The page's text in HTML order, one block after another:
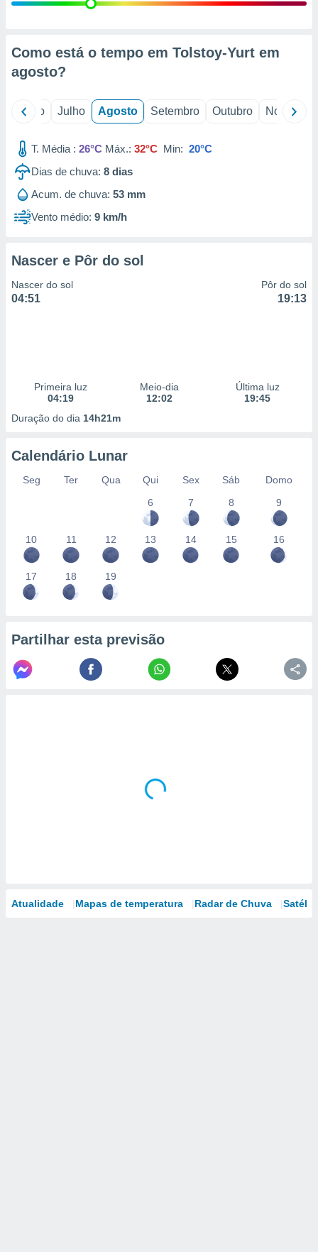
estudos
1199
Como está o tempo em Tolstoy-Yurt em
agosto?
Junho Julho Agosto Setembro Outubro Novembro
T. Média : 26°C Máx.: 32°C Min: 20°C
Dias de chuva: 8 dias
Acum. de chuva: 53 mm
Vento médio: 9 km/h
Nascer e Pôr do sol
Nascer do sol
04:51
Pôr do sol
19:13
Primeira luz
04:19
Meio-dia
12:02
Última luz
19:45
Duração do dia 14h21m
Calendário Lunar
Seg Ter Qua Qui Sex Sáb
Domo
6
7 8 9
10 11 12 13 14 15 16
17 18 19
Partilhar esta previsão
Atualidade Mapas de temperatura Radar de Chuva